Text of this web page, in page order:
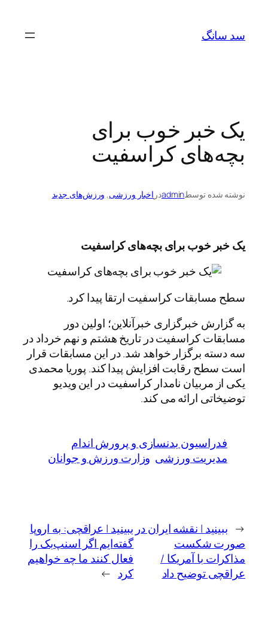
محتواسد سانگ
یک خبر خوب برای
بچه‌های کراسفیت
نوشته شده توسطadminدر اخبار ورزشی, ورزش‌های جدید
یک خبر خوب برای بچه‌های کراسفیت
سطح مسابقات کراسفیت ارتقا پیدا کرد.
به گزارش خبرگزاری خبرآنلاین؛ اولین دور
مسابقات کراسفیت در تاریخ هشتم و نهم خرداد در
سه دسته برگزار خواهد شد. در این مسابقات قرار
است سطح رقابت افزایش پیدا کند. پوریا محمدی
یکی از مربیان نامدار کراسفیت در این ویدیو
توضیخاتی ارائه می کند.
فدراسیون بدنسازی و پرورش اندام
مدیریت ورزشی وزارت ورزش و جوانان
← ببینید | نقشه ایران در
صورت شکست
مذاکرات با آمریکا /
عراقچی توضیح داد
ببینید | عراقچی: به اروپا
گفته‌ایم اگر اسنپ‌بک را
فعال کنند ما چه خواهیم
کرد →